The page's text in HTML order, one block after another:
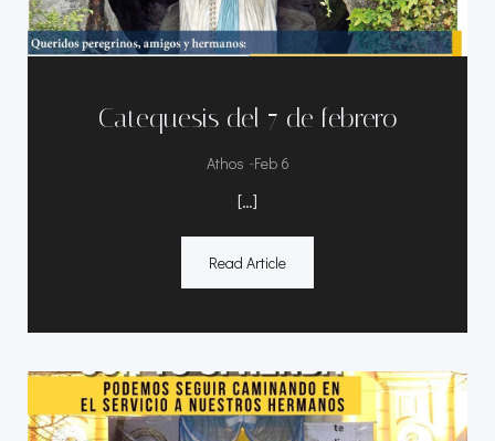
Catequesis del 7 de febrero
Athos -Feb 6
[…]
Read Article